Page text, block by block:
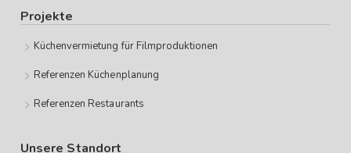
Projekte
Küchenvermietung für Filmproduktionen
Referenzen Küchenplanung
Referenzen Restaurants
Unsere Standort